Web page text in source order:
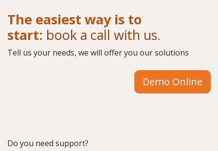
The easiest way is to
start: book a call with us.
Tell us your needs, we will offer you our solutions
Demo Online
Do you need support?